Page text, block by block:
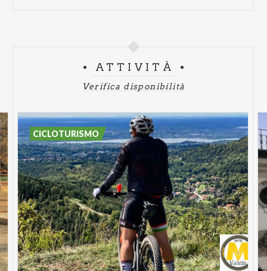
ATTIVITÀ
Verifica disponibilità
CICLOTURISMO